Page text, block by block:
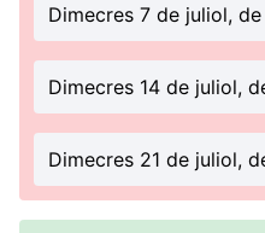
Dimecres 7 de juliol,
Dimecres 14 de juliol,
Dimecres 21 de juliol,